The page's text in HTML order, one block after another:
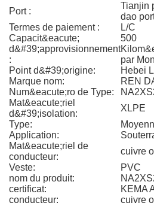
Port :
Tianjin
dao
Termes de paiement :
L/C
Capacit&eacute;
d&#39;approvisionnement
:
500
par
Point d&#39;origine:
Hebei
Marque nom:
REN
Num&eacute;ro de Type:
Mat&eacute;riel
d&#39;isolation:
XLPE
Type:
Application:
Mat&eacute;riel de
conducteur:
cuivre
Veste:
PVC
nom du produit:
certificat:
KEMA
conducteur:
cuivre